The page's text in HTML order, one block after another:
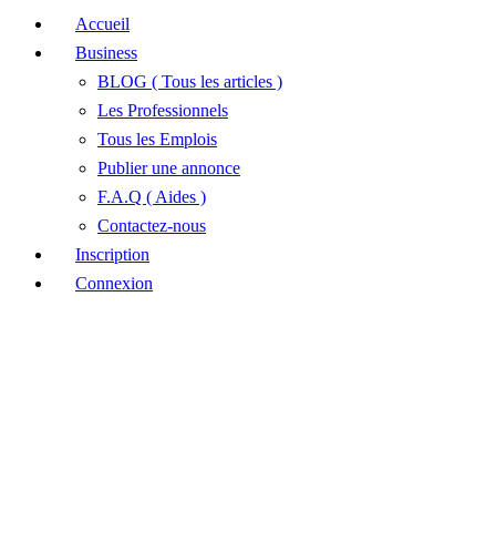
Accueil
Business
BLOG ( Tous les articles )
Les Professionnels
Tous les Emplois
Publier une annonce
F.A.Q ( Aides )
Contactez-nous
Inscription
Connexion